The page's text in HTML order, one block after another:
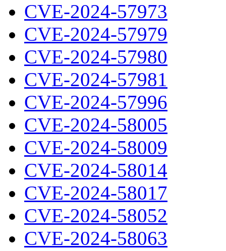
CVE-2024-57973
CVE-2024-57979
CVE-2024-57980
CVE-2024-57981
CVE-2024-57996
CVE-2024-58005
CVE-2024-58009
CVE-2024-58014
CVE-2024-58017
CVE-2024-58052
CVE-2024-58063